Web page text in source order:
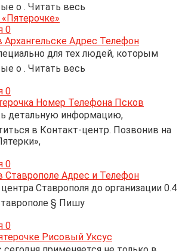
о . Читать весь
0
Адрес Телефон
для тех людей, которым
о . Читать весь
0
Номер Телефона Псков
детальную информацию,
в Контакт-центр. Позвонив на
0
Ставрополе Адрес и Телефон
Ставрополя до организации 0.4
§ Пишу
0
Рисовый Уксус